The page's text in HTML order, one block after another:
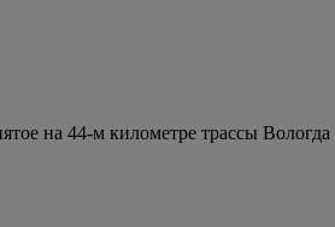
на 44-м километре трассы